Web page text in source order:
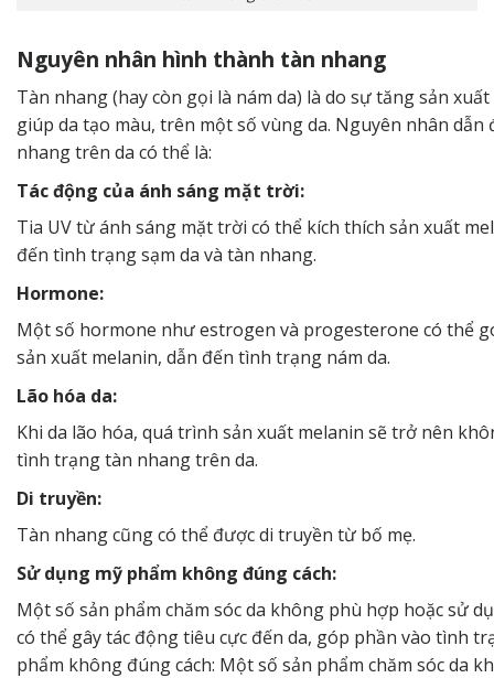
Nguyên nhân hình thành tàn nhang
Tàn nhang (hay còn gọi là nám da) là do sự tăng sản
giúp da tạo màu, trên một số vùng da. Nguyên nhân dẫn
nhangtrên da có thể là:
Tác động của ánh sáng mặt trời:
Tia UV từ ánh sáng mặt trời có thể kích thích sản xuất
đến tình trạng sạm da và tàn nhang.
Hormone:
Một số hormone như estrogen và progesterone có thể
sản xuất melanin, dẫn đến tình trạng nám da.
Lão hóa da:
Khi da lão hóa, quá trình sản xuất melanin sẽ trở nên
tình trạng tàn nhang trên da.
Di truyền:
Tàn nhang cũng có thể được di truyền từ bố mẹ.
Sử dụng mỹ phẩm không đúng cách:
Một số sản phẩm chăm sóc da không phù hợp hoặc sử
có thể gây tác động tiêu cực đến da, góp phần vào tình
phẩm không đúng cách: Một số sản phẩm chăm sóc da